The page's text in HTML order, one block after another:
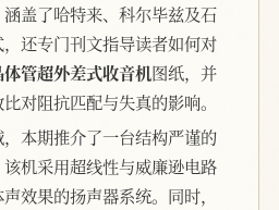
盖了哈特来、科尔毕兹及石
还专门刊文指导读者如何对
体管超外差式收音机图纸，并
对阻抗匹配与失真的影响。
本期推介了一台结构严谨的
该机采用超线性与威廉逊电路
效果的扬声器系统。同时，